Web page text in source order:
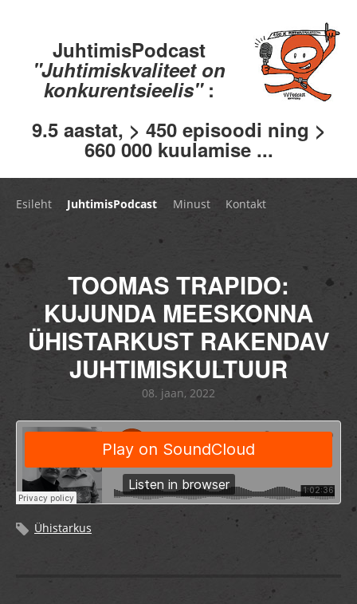
JuhtimisPodcast
"Juhtimiskvaliteet on
konkurentsieelis" :
9.5 aastat, > 450 episoodi ning >
660 000 kuulamise ...
Esileht JuhtimisPodcast Minust Kontakt
TOOMAS TRAPIDO:
KUJUNDA MEESKONNA
ÜHISTARKUST RAKENDAV
JUHTIMISKULTUUR
08. jaan, 2022
Ühistarkus